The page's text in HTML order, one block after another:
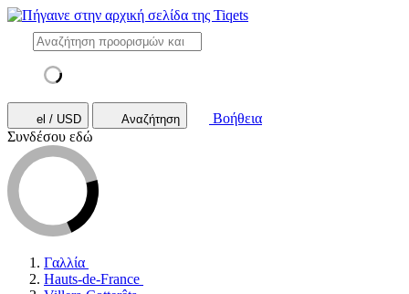
el / USD Αναζήτηση
Βοήθεια
Συνδέσου εδώ
Γαλλία
Hauts-de-France